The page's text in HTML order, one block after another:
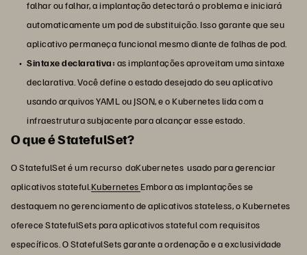
falhar ou falhar, a implantação detectará o problema e iniciará
automaticamente um pod de substituição. Isso garante que seu
aplicativo permaneça funcional mesmo diante de falhas de pod.
Sintaxe declarativa: as implantações aproveitam uma sintaxe
declarativa. Você define o estado desejado do seu aplicativo
usando arquivos YAML ou JSON, e o Kubernetes lida com a
infraestrutura subjacente para alcançar esse estado.
O que é StatefulSet?
O StatefulSet é um recurso daKubernetes usado para gerenciar
aplicativos stateful.KubernetesEmbora as implantações se
destaquem no gerenciamento de aplicativos stateless, o Kubernetes
oferece StatefulSets para aplicativos stateful com requisitos
específicos. O StatefulSets garante a ordenação e a exclusividade